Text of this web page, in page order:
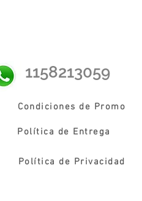
1158213059
Condiciones de Promo
Política de Entrega
Política de Privacidad